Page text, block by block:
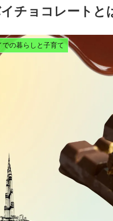
イチョコレートと
での暮らしと子育て